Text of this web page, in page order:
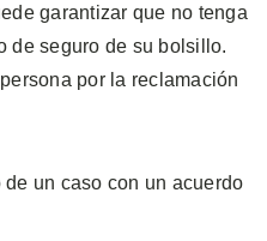
garantizar que no tenga
de seguro de su bolsillo.
por la reclamación
un caso con un acuerdo